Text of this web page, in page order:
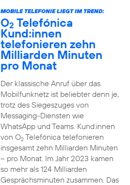
MOBILE TELEFONIE LIEGT IM TREND:
O2 Telefónica
Kund:innen
telefonieren zehn
Milliarden Minuten
pro Monat
Der klassische Anruf über das
Mobilfunknetz ist beliebter denn je,
trotz des Siegeszuges von
Messaging-Diensten wie
WhatsApp und Teams. Kund:innen
von O2Telefónica telefonieren
insgesamt zehn Milliarden Minuten
– pro Monat. Im Jahr 2023 kamen
so mehr als 124 Milliarden
Gesprächsminuten zusammen. Das